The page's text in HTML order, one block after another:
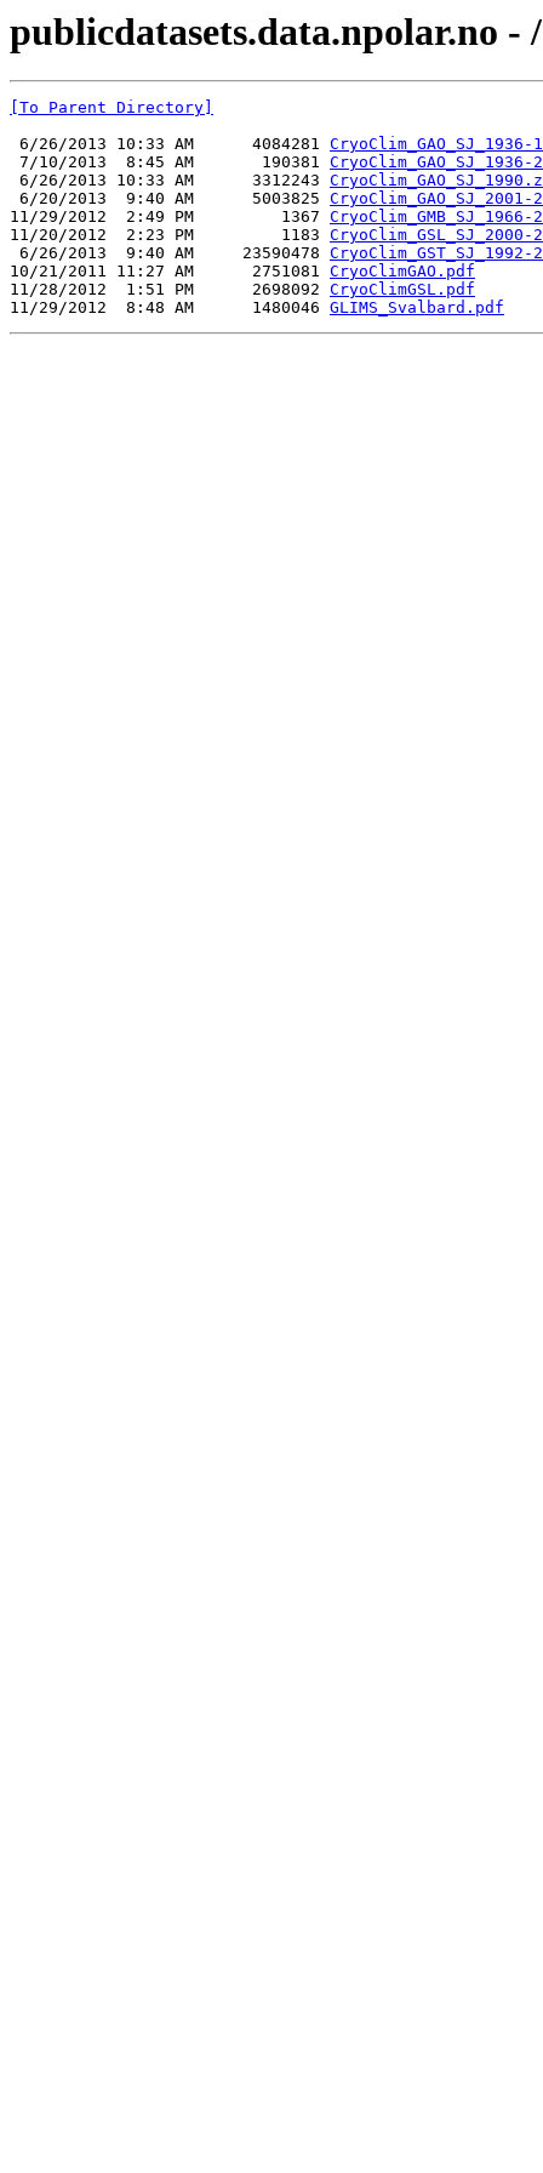
publicdatasets.data.npolar.no -
[To Parent Directory]
6/26/2013 10:33 AM      4084281
7/10/2013  8:45 AM       190381
6/26/2013 10:33 AM      3312243
6/20/2013  9:40 AM      5003825
11/29/2012  2:49 PM         1367
11/20/2012  2:23 PM         1183
6/26/2013  9:40 AM     23590478
10/21/2011 11:27 AM      2751081 CryoClimGAO.pdf
11/28/2012  1:51 PM      2698092 CryoClimGSL.pdf
11/29/2012  8:48 AM      1480046 GLIMS_Svalbard.pdf